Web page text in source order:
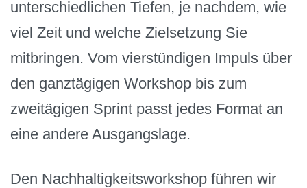
unterschiedlichen Tiefen, je nachdem, wie
viel Zeit und welche Zielsetzung Sie
mitbringen. Vom vierstündigen Impuls über
den ganztägigen Workshop bis zum
zweitägigen Sprint passt jedes Format an
eine andere Ausgangslage.
Den Nachhaltigkeitsworkshop führen wir